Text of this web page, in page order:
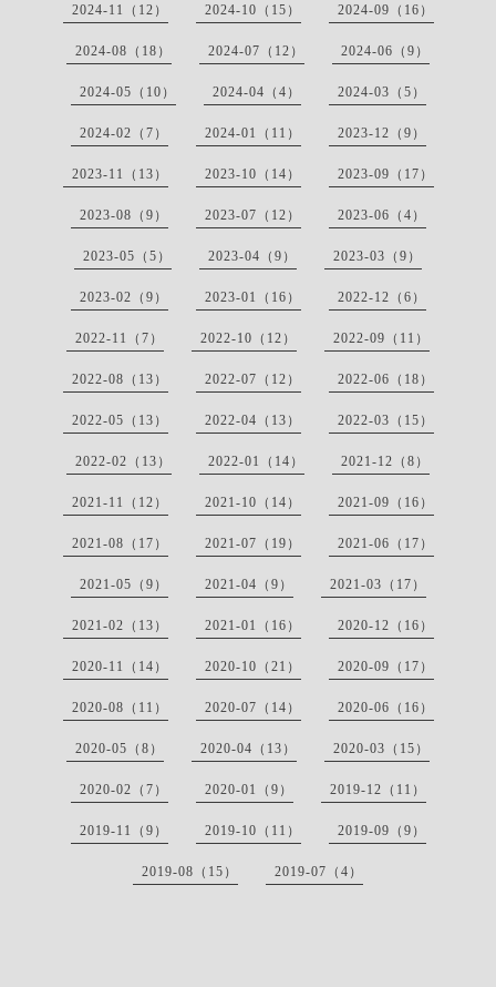
2024-11（12） 2024-10（15） 2024-09（16）
2024-08（18） 2024-07（12） 2024-06（9）
2024-05（10） 2024-04（4） 2024-03（5）
2024-02（7） 2024-01（11） 2023-12（9）
2023-11（13） 2023-10（14） 2023-09（17）
2023-08（9） 2023-07（12） 2023-06（4）
2023-05（5） 2023-04（9） 2023-03（9）
2023-02（9） 2023-01（16） 2022-12（6）
2022-11（7） 2022-10（12） 2022-09（11）
2022-08（13） 2022-07（12） 2022-06（18）
2022-05（13） 2022-04（13） 2022-03（15）
2022-02（13） 2022-01（14） 2021-12（8）
2021-11（12） 2021-10（14） 2021-09（16）
2021-08（17） 2021-07（19） 2021-06（17）
2021-05（9） 2021-04（9） 2021-03（17）
2021-02（13） 2021-01（16） 2020-12（16）
2020-11（14） 2020-10（21） 2020-09（17）
2020-08（11） 2020-07（14） 2020-06（16）
2020-05（8） 2020-04（13） 2020-03（15）
2020-02（7） 2020-01（9） 2019-12（11）
2019-11（9） 2019-10（11） 2019-09（9）
2019-08（15） 2019-07（4）